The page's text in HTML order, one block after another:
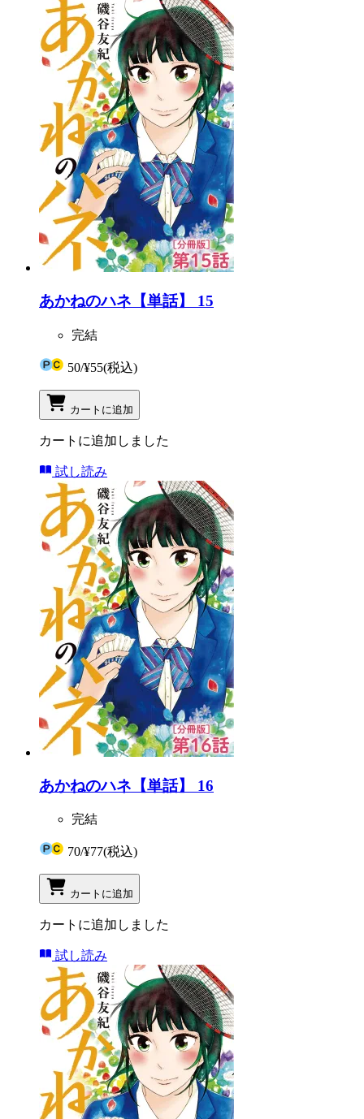
あかねのハネ【単話】 15
完結
50/¥55(税込)
カートに追加
カートに追加しました
試し読み
あかねのハネ【単話】 16
完結
70/¥77(税込)
カートに追加
カートに追加しました
試し読み